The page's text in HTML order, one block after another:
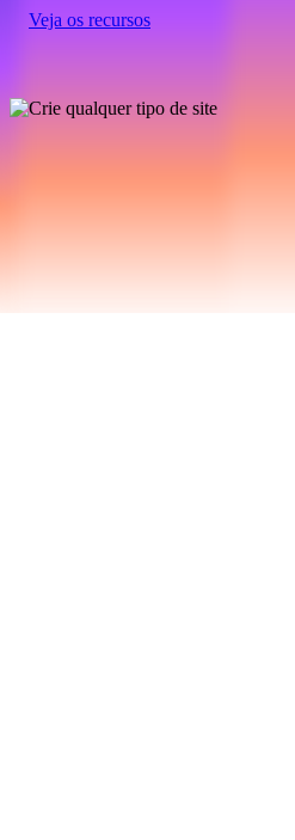
Veja os recursos